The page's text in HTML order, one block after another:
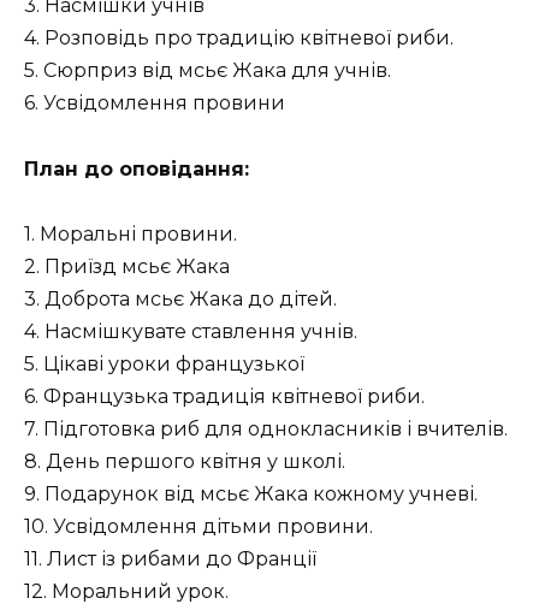
3. Насмішки учнів
4. Розповідь про традицію квітневої риби.
5. Сюрприз від мсьє Жака для учнів.
6. Усвідомлення провини
План до оповідання:
1. Моральні провини.
2. Приїзд мсьє Жака
3. Доброта мсьє Жака до дітей.
4. Насмішкувате ставлення учнів.
5. Цікаві уроки французької
6. Французька традиція квітневої риби.
7. Підготовка риб для однокласників і вчителів.
8. День першого квітня у школі.
9. Подарунок від мсьє Жака кожному учневі.
10. Усвідомлення дітьми провини.
11. Лист із рибами до Франції
12. Моральний урок.